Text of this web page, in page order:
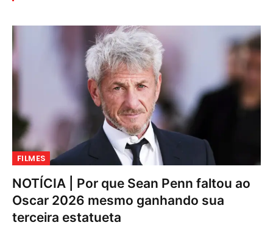
FILMES
NOTÍCIA | Por que Sean Penn faltou ao
Oscar 2026 mesmo ganhando sua
terceira estatueta